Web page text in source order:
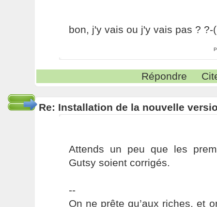
bon, j'y vais ou j'y vais pas ? ?-(
Répondre
Re: Installation de la nouvelle
Attends un peu que les
Gutsy soient corrigés.
--
On ne prête qu’aux riches, et